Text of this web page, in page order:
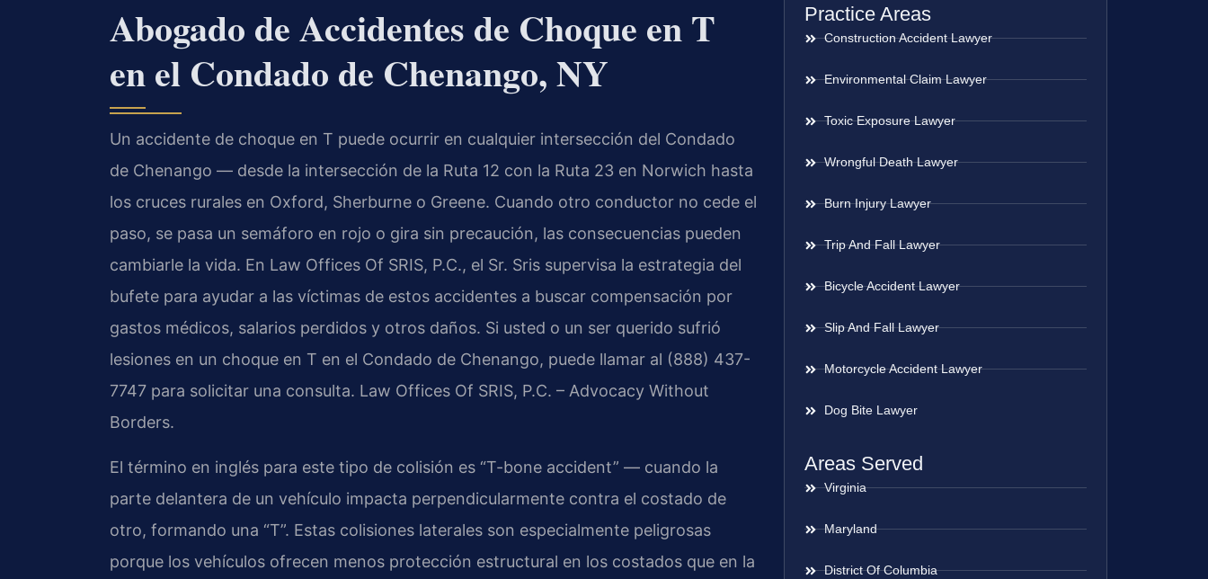
Abogado de Accidentes de Choque en T
en el Condado de Chenango, NY
Un accidente de choque en T puede ocurrir en cualquier intersección del Condado
de Chenango — desde la intersección de la Ruta 12 con la Ruta 23 en Norwich hasta
los cruces rurales en Oxford, Sherburne o Greene. Cuando otro conductor no cede el
paso, se pasa un semáforo en rojo o gira sin precaución, las consecuencias pueden
cambiarle la vida. En Law Offices Of SRIS, P.C., el Sr. Sris supervisa la estrategia del
bufete para ayudar a las víctimas de estos accidentes a buscar compensación por
gastos médicos, salarios perdidos y otros daños. Si usted o un ser querido sufrió
lesiones en un choque en T en el Condado de Chenango, puede llamar al (888) 437-
7747 para solicitar una consulta. Law Offices Of SRIS, P.C. – Advocacy Without
Borders.
El término en inglés para este tipo de colisión es “T-bone accident” — cuando la
parte delantera de un vehículo impacta perpendicularmente contra el costado de
otro, formando una “T”. Estas colisiones laterales son especialmente peligrosas
porque los vehículos ofrecen menos protección estructural en los costados que en la
Practice Areas
Construction Accident Lawyer
Environmental Claim Lawyer
Toxic Exposure Lawyer
Wrongful Death Lawyer
Burn Injury Lawyer
Trip And Fall Lawyer
Bicycle Accident Lawyer
Slip And Fall Lawyer
Motorcycle Accident Lawyer
Dog Bite Lawyer
Areas Served
Virginia
Maryland
District Of Columbia